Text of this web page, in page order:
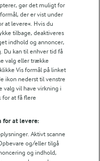
for Arla Foods
for Jörd
for Lurpak PB
gør det muligt for
der er vist under
at levere«. Hvis du
tilbage, deaktiveres
indhold og annoncer,
Du kan til enhver tid få
valg eller trække
Vis formål på linket
ikon nederst til venstre
valg vil have virkning i
for at få flere
for at levere:
Aktivt scanne
og/eller tilgå
og indhold,